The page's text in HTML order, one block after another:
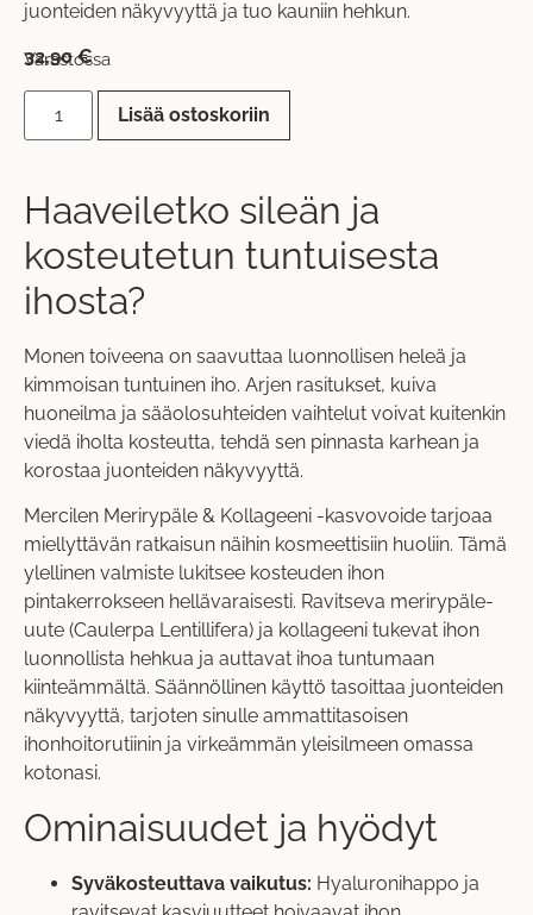
juonteiden näkyvyyttä ja tuo kauniin hehkun.
32,90€
Varastossa
Lisää ostoskoriin
Haaveiletko sileän ja
kosteutetun tuntuisesta
ihosta?
Monen toiveena on saavuttaa luonnollisen heleä ja
kimmoisan tuntuinen iho. Arjen rasitukset, kuiva
huoneilma ja sääolosuhteiden vaihtelut voivat kuitenkin
viedä iholta kosteutta, tehdä sen pinnasta karhean ja
korostaa juonteiden näkyvyyttä.
Mercilen Merirypäle & Kollageeni -kasvovoide tarjoaa
miellyttävän ratkaisun näihin kosmeettisiin huoliin. Tämä
ylellinen valmiste lukitsee kosteuden ihon
pintakerrokseen hellävaraisesti. Ravitseva merirypäle-
uute (Caulerpa Lentillifera) ja kollageeni tukevat ihon
luonnollista hehkua ja auttavat ihoa tuntumaan
kiinteämmältä. Säännöllinen käyttö tasoittaa juonteiden
näkyvyyttä, tarjoten sinulle ammattitasoisen
ihonhoitorutiinin ja virkeämmän yleisilmeen omassa
kotonasi.
Ominaisuudet ja hyödyt
Syväkosteuttava vaikutus: Hyaluronihappo ja